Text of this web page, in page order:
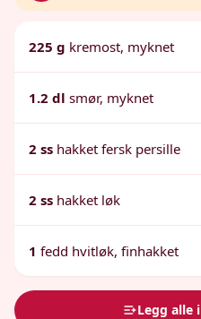
225 g kremost, myknet
1.2 dl smør, myknet
2 ss hakket fersk persille
2 ss hakket løk
1 fedd hvitløk, finhakket
Legg alle